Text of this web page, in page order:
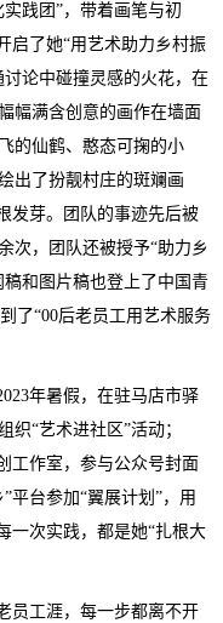
践团”，带着画笔与初
启了她“用艺术助力乡村振
论中碰撞灵感的火花，在
幅满含创意的画作在墙面
的仙鹤、憨态可掬的小
出了扮靓村庄的斑斓画
发芽。团队的事迹先后被
次，团队还被授予“助力乡
和图片稿也登上了中国青
了“00后老员工用艺术服务
年暑假，在驻马店市驿
“艺术进社区”活动；
工作室，参与公众号封面
平台参加“翼展计划”，用
一次实践，都是她“扎根大
员工涯，每一步都离不开